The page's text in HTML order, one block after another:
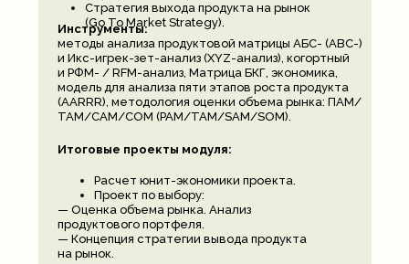
Стратегия выхода продукта на рынок
(Go To Market Strategy).
Инструменты:
методы анализа продуктовой матрицы АБС- (ABC-)
и Икс-игрек-зет-анализ (XYZ-анализ), когортный
и РФМ- / RFM-анализ, Матрица БКГ, экономика,
модель для анализа пяти этапов роста продукта
(AARRR), методология оценки объема рынка: ПАМ/
ТАМ/САМ/СОМ (PAM/TAM/SAM/SOM).
Итоговые проекты модуля:
Расчет юнит-экономики проекта.
Проект по выбору:
— Оценка объема рынка. Анализ
продуктового портфеля.
— Концепция стратегии вывода продукта
на рынок.